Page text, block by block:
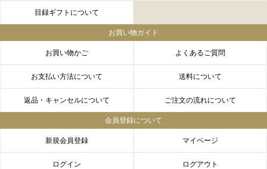
目録ギフトについて
お買い物ガイド
お買い物かご よくあるご質問
お支払い方法について 送料について
返品・キャンセルについて ご注文の流れについて
会員登録について
新規会員登録 マイページ
ログイン ログアウト